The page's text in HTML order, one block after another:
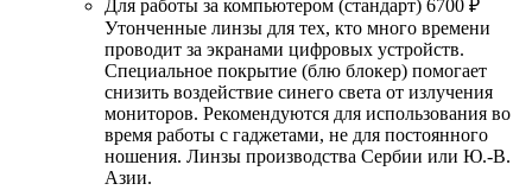
Для работы за компьютером (стандарт) 6700 ₽
Утонченные линзы для тех, кто много времени
проводит за экранами цифровых устройств.
Специальное покрытие (блю блокер) помогает
снизить воздействие синего света от излучения
мониторов. Рекомендуются для использования во
время работы с гаджетами, не для постоянного
ношения. Линзы производства Сербии или Ю.-В.
Азии.